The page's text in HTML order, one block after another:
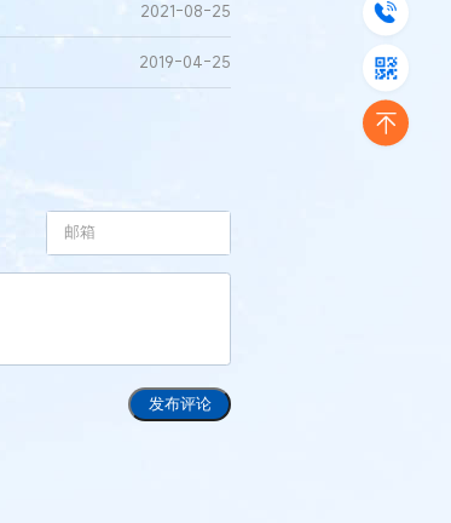
2021-08-25
2019-04-25
发布评论